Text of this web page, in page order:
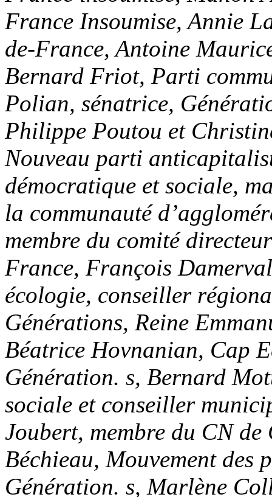
France Insoumise, Annie
de-France, Antoine
Bernard Friot, Parti
Polian, sénatrice,
Philippe Poutou et
Nouveau parti
démocratique et sociale,
la communauté
membre du comité
France, François
écologie, conseiller
Générations, Reine
Béatrice Hovnanian, Cap
Génération. s, Bernard
sociale et conseiller
Joubert, membre du CN
Béchieau, Mouvement des
Génération. s, Marlène